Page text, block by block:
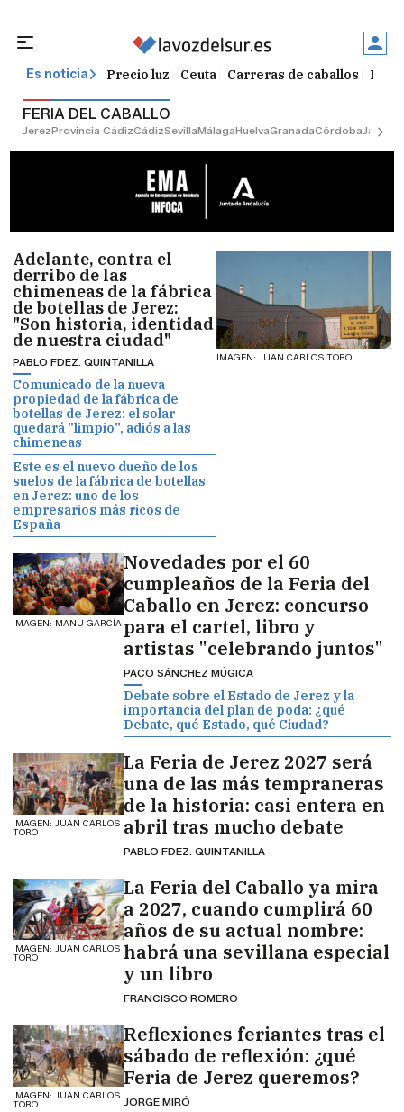
Es noticia Precio luz Ceuta Carreras de caballos
FERIA DEL CABALLO
JerezProvincia CádizCádizSevillaMálagaHuelvaGranadaCórdobaJaén
IMAGEN: JUAN CARLOS TORO
Adelante, contra el
derribo de las
chimeneas de la fábrica
de botellas de Jerez:
"Son historia, identidad
de nuestra ciudad"
PABLO FDEZ. QUINTANILLA
Comunicado de la nueva
propiedad de la fábrica de
botellas de Jerez: el solar
quedará "limpio", adiós a las
chimeneas
Este es el nuevo dueño de los
suelos de la fábrica de botellas
en Jerez: uno de los
empresarios más ricos de
España
IMAGEN: MANU GARCÍA
Novedades por el 60
cumpleaños de la Feria del
Caballo en Jerez: concurso
para el cartel, libro y
artistas "celebrando juntos"
PACO SÁNCHEZ MÚGICA
Debate sobre el Estado de Jerez y la
importancia del plan de poda: ¿qué
Debate, qué Estado, qué Ciudad?
IMAGEN: JUAN CARLOS
TORO
La Feria de Jerez 2027 será
una de las más tempraneras
de la historia: casi entera en
abril tras mucho debate
PABLO FDEZ. QUINTANILLA
IMAGEN: JUAN CARLOS
TORO
La Feria del Caballo ya mira
a 2027, cuando cumplirá 60
años de su actual nombre:
habrá una sevillana especial
y un libro
FRANCISCO ROMERO
IMAGEN: JUAN CARLOS
TORO
Reflexiones feriantes tras el
sábado de reflexión: ¿qué
Feria de Jerez queremos?
JORGE MIRÓ